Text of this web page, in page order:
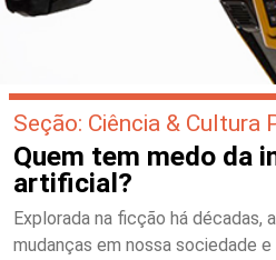
Seção: Ciência & Cultura
Quem tem medo da
artificial?
Explorada na ficção há décadas,
mudanças em nossa sociedade